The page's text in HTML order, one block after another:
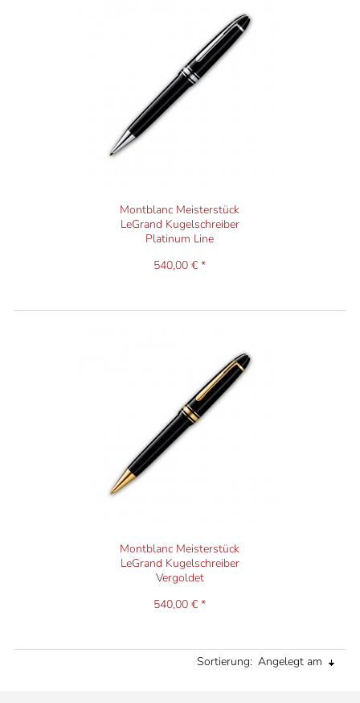
Montblanc Meisterstück
LeGrand Kugelschreiber
Platinum Line
540,00 € *
Montblanc Meisterstück
LeGrand Kugelschreiber
Vergoldet
540,00 € *
Sortierung: Angelegt am